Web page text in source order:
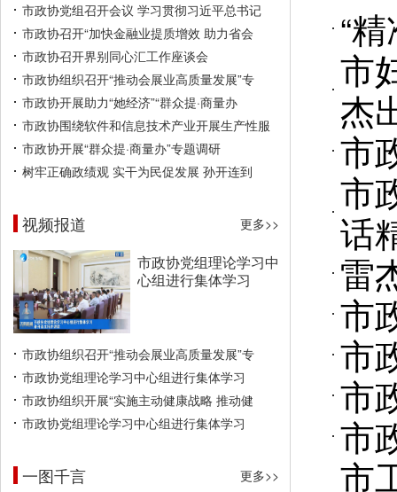
市政协党组召开会议 学习贯彻习近平总书记
市政协召开“加快金融业提质增效 助力省会
市政协召开界别同心汇工作座谈会
市政协组织召开“推动会展业高质量发展”专
市政协开展助力“她经济”“群众提·商量办
市政协围绕软件和信息技术产业开展生产性服
市政协开展“群众提·商量办”专题调研
树牢正确政绩观 实干为民促发展 孙开连到
视频报道 更多>>
市政协党组理论学习中
心组进行集体学习
市政协组织召开“推动会展业高质量发展”专
市政协党组理论学习中心组进行集体学习
市政协组织开展“实施主动健康战略 推动健
市政协党组理论学习中心组进行集体学习
一图千言 更多>>
“
市
杰
市
市
话
雷
市
市
市
市
市